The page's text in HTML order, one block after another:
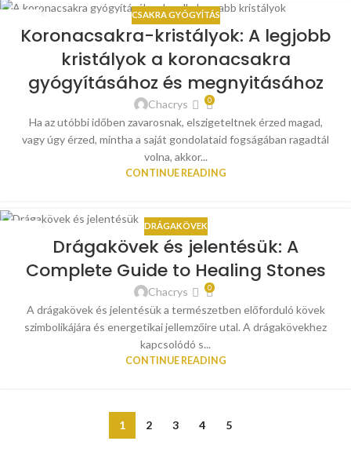
ÁPR
CSAKRA GYÓGYÍTÁS
Koronacsakra-kristályok: A legjobb
kristályok a koronacsakra
gyógyításához és megnyitásához
Chacrys 0
Ha az utóbbi időben zavarosnak, elszigeteltnek érzed magad,
vagy úgy érzed, mintha a saját gondolataid fogságában ragadtál
volna, akkor...
CONTINUE READING
DRÁGAKÖVEK
Drágakövek és jelentésük: A
Complete Guide to Healing Stones
Chacrys 0
A drágakövek és jelentésük a természetben előforduló kövek
szimbolikájára és energetikai jellemzőire utal. A drágakövekhez
kapcsolódó s...
CONTINUE READING
1 2 3 4 5